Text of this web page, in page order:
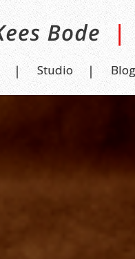
Studio Blog